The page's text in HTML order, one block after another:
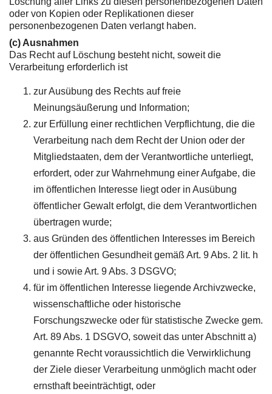
oder von Kopien oder Replikationen dieser
personenbezogenen Daten verlangt haben.
(c) Ausnahmen
Das Recht auf Löschung besteht nicht, soweit die
Verarbeitung erforderlich ist
zur Ausübung des Rechts auf freie
Meinungsäußerung und Information;
zur Erfüllung einer rechtlichen Verpflichtung, die die
Verarbeitung nach dem Recht der Union oder der
Mitgliedstaaten, dem der Verantwortliche unterliegt,
erfordert, oder zur Wahrnehmung einer Aufgabe, die
im öffentlichen Interesse liegt oder in Ausübung
öffentlicher Gewalt erfolgt, die dem Verantwortlichen
übertragen wurde;
aus Gründen des öffentlichen Interesses im Bereich
der öffentlichen Gesundheit gemäß Art. 9 Abs. 2 lit. h
und i sowie Art. 9 Abs. 3 DSGVO;
für im öffentlichen Interesse liegende Archivzwecke,
wissenschaftliche oder historische
Forschungszwecke oder für statistische Zwecke gem.
Art. 89 Abs. 1 DSGVO, soweit das unter Abschnitt a)
genannte Recht voraussichtlich die Verwirklichung
der Ziele dieser Verarbeitung unmöglich macht oder
ernsthaft beeinträchtigt, oder